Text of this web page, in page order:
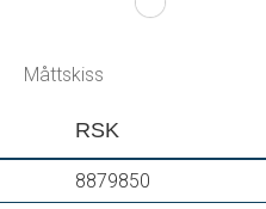
Justerbar
Måttskiss
RSK
8879850